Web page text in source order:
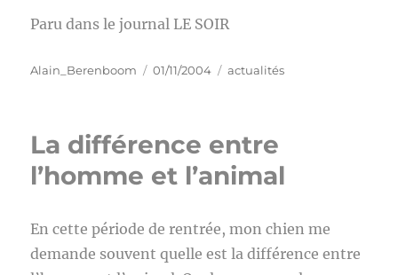
Paru dans le journal LE SOIR
Auteur
Alain_Berenboom
Publié
01/11/2004 Catégories
actualités
La différence entre
l’homme et l’animal
En cette période de rentrée, mon chien me
demande souvent quelle est la différence entre